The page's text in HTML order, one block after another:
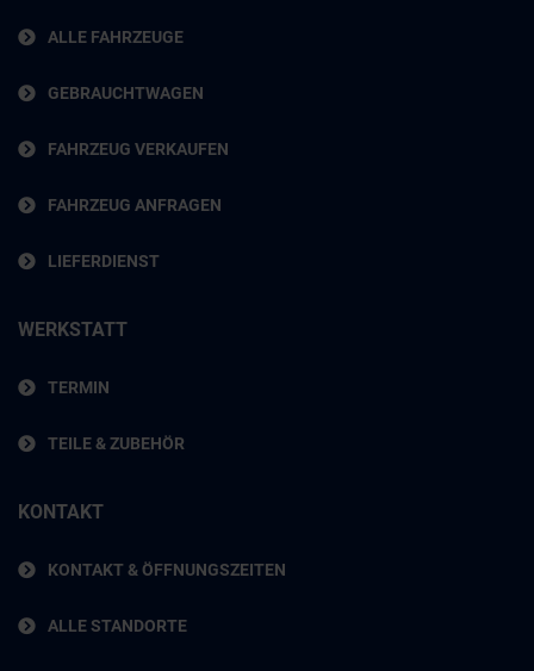
ALLE FAHRZEUGE
GEBRAUCHTWAGEN
FAHRZEUG VERKAUFEN
FAHRZEUG ANFRAGEN
LIEFERDIENST
WERKSTATT
TERMIN
TEILE & ZUBEHÖR
KONTAKT
KONTAKT & ÖFFNUNGSZEITEN
ALLE STANDORTE